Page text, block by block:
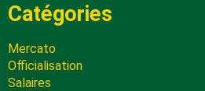
Catégories
Mercato
Officialisation
Salaires